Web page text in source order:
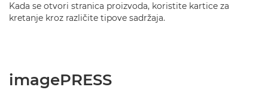
Kada se otvori stranica proizvoda, koristite kartice za
kretanje kroz različite tipove sadržaja.
imagePRESS